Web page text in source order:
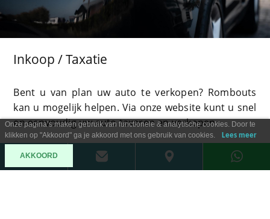
Inkoop / Taxatie
Bent u van plan uw auto te verkopen? Rombouts
kan u mogelijk helpen. Via onze website kunt u snel
en eenvoudig uw auto taxeren en verkopen.
Onze pagina’s maken gebruik van functionele & analytische cookies. Door te
klikken op "Akkoord" ga je akkoord met ons gebruik van cookies.
Lees meer
AKKOORD